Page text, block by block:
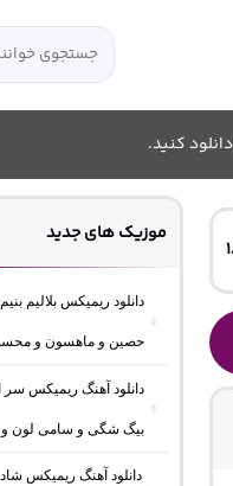
کنید.
موزیک های جدید
دانلود ریمیکس بلالیم
حصین و ماهسون و
دانلود آهنگ ریمیکس
بیگ شگی و سامی لون
دانلود آهنگ ریمیکس